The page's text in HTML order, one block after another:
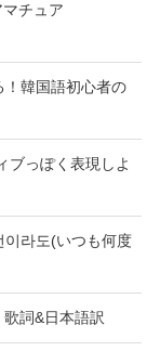
チュア
！韓国語初心者の
ブっぽく表現しよ
이라도(いつも何度
詞&日本語訳